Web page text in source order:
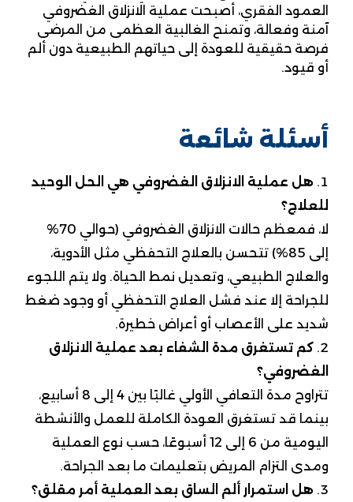
العمود الفقري، أصبحت عملية الانزلاق الغضروفي
آمنة وفعالة، وتمنح الغالبية العظمى من المرضى
فرصة حقيقية للعودة إلى حياتهم الطبيعية دون ألم
أو قيود.
أسئلة شائعة
هل عملية الانزلاق الغضروفي هي الحل الوحيد
للعلاج؟
لا، فمعظم حالات الانزلاق الغضروفي (حوالي 70%
إلى 85%) تتحسن بالعلاج التحفظي مثل الأدوية،
والعلاج الطبيعي، وتعديل نمط الحياة. ولا يتم اللجوء
للجراحة إلا عند فشل العلاج التحفظي أو وجود ضغط
شديد على الأعصاب أو أعراض خطيرة.
كم تستغرق مدة الشفاء بعد عملية الانزلاق
الغضروفي؟
تتراوح مدة التعافي الأولي غالبًا بين 4 إلى 8 أسابيع،
بينما قد تستغرق العودة الكاملة للعمل والأنشطة
اليومية من 6 إلى 12 أسبوعًا، حسب نوع العملية
ومدى التزام المريض بتعليمات ما بعد الجراحة.
هل استمرار ألم الساق بعد العملية أمر مقلق؟